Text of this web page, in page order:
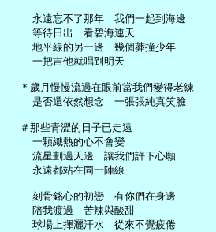
     永遠忘不了那年　我們一起到海邊
     等待日出　看碧海連天
     地平線的另一邊　幾個莽撞少年
     一把吉他就唱到明天
   ＊歲月慢慢流過在眼前當我們變得老練
     是否還依然想念　一張張純真笑臉
   ＃那些青澀的日子已走遠
     一顆織熱的心不會變
     流星劃過天邊　讓我們許下心願
     永遠都站在同一陣線
     刻骨銘心的初戀　有你們在身邊
     陪我渡過　苦辣與酸甜
     球場上揮灑汗水　從來不覺疲倦